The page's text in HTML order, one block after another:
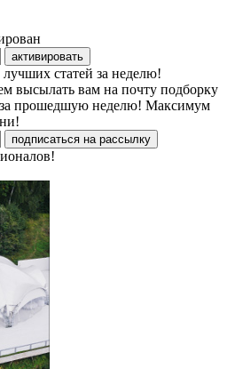
активировать
статей за неделю!
высылать вам на почту подборку
за прошедшую неделю! Максимум
подписаться на рассылку